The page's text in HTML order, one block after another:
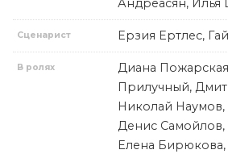
Андреасян, Илья
Сценарист Ерзия Ертлес,
В ролях
Диана
Прилучный,
Николай Наумов,
Денис
Елена